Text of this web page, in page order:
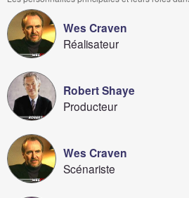
Wes Craven
Réalisateur
Robert Shaye
Producteur
Wes Craven
Scénariste